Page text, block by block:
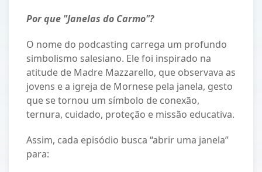
Por que "Janelas do Carmo"?
O nome do podcasting carrega um profundo
simbolismo salesiano. Ele foi inspirado na
atitude de Madre Mazzarello, que observava as
jovens e a igreja de Mornese pela janela, gesto
que se tornou um símbolo de conexão,
ternura, cuidado, proteção e missão educativa.
Assim, cada episódio busca “abrir uma janela”
para: